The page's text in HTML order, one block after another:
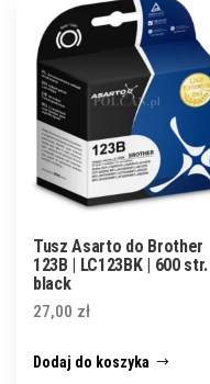
Tusz Asarto do Brother
123B | LC123BK | 600 str. |
black
27,00 zł
Dodaj do koszyka